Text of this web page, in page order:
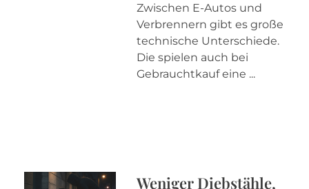
Zwischen E-Autos und
Verbrennern gibt es große
technische Unterschiede.
Die spielen auch bei
Gebrauchtkauf eine ...
Weniger Diebstähle,